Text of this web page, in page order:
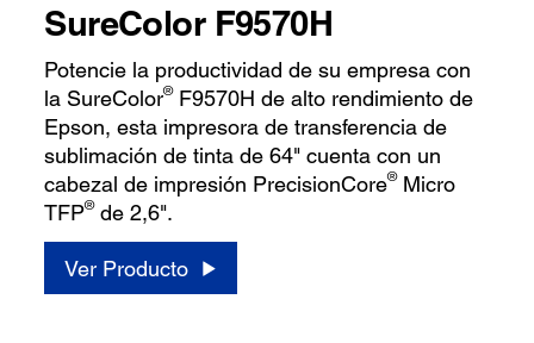
SureColor F9570H
Potencie la productividad de su empresa con
la SureColor®F9570H de alto rendimiento de
Epson, esta impresora de transferencia de
sublimación de tinta de 64" cuenta con un
cabezal de impresión PrecisionCore®Micro
TFP®de 2,6".
Ver Producto